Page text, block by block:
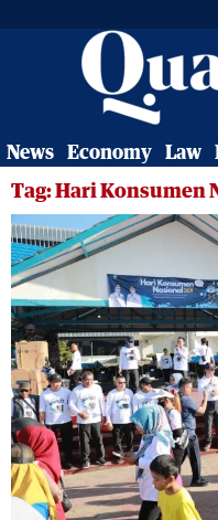
News Economy Law
Tag: Hari Konsumen